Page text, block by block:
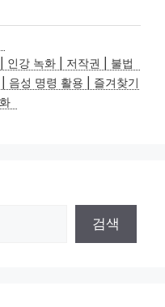
인강 녹화 | 저작권 | 불법
음성 명령 활용 | 즐겨찾기
검색